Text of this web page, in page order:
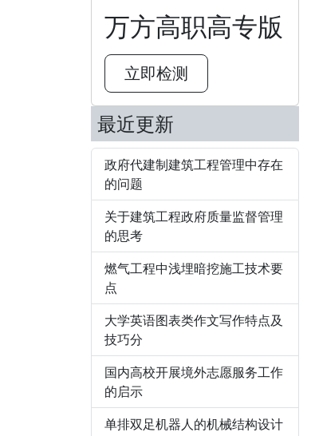
万方高职高专版
立即检测
最近更新
政府代建制建筑工程管理中存在
的问题
关于建筑工程政府质量监督管理
的思考
燃气工程中浅埋暗挖施工技术要
点
大学英语图表类作文写作特点及
技巧分
国内高校开展境外志愿服务工作
的启示
单排双足机器人的机械结构设计